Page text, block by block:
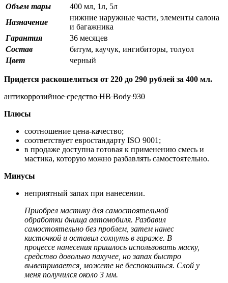
Объем тары
400 мл, 1л, 5л
Назначение
нижние наружные части, элементы салона
и багажника
Гарантия
36 месяцев
Состав
битум, каучук, ингибиторы, толуол
Цвет
черный
Придется раскошелиться от 220 до 290 рублей за 400 мл.
антикоррозийное средство HB Body 930
Плюсы
соотношение цена-качество;
соответствует евростандарту ISO 9001;
в продаже доступна готовая к применению смесь и
мастика, которую можно разбавлять самостоятельно.
Минусы
неприятный запах при нанесении.
Приобрел мастику для самостоятельной
обработки днища автомобиля. Разбавил
самостоятельно без проблем, затем нанес
кисточкой и оставил сохнуть в гараже. В
процессе нанесения пришлось использовать маску,
средство довольно пахучее, но запах быстро
выветривается, можете не беспокоиться. Слой у
меня получился около 3 мм.